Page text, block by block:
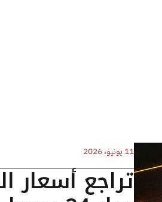
11 يونيو، 2026
تراجع